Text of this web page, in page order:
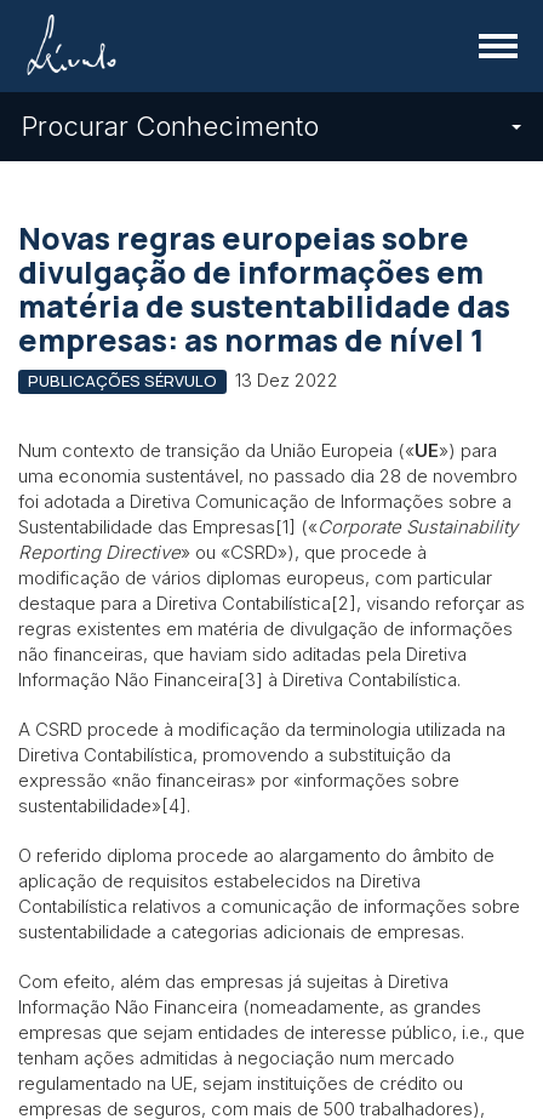
Menu
Procurar Conhecimento
Novas regras europeias sobre
divulgação de informações em
matéria de sustentabilidade das
empresas: as normas de nível 1
PUBLICAÇÕES SÉRVULO 13 Dez 2022
Num contexto de transição da União Europeia («UE») para
uma economia sustentável, no passado dia 28 de novembro
foi adotada a Diretiva Comunicação de Informações sobre a
Sustentabilidade das Empresas[1] («Corporate Sustainability
Reporting Directive» ou «CSRD»), que procede à
modificação de vários diplomas europeus, com particular
destaque para a Diretiva Contabilística[2], visando reforçar as
regras existentes em matéria de divulgação de informações
não financeiras, que haviam sido aditadas pela Diretiva
Informação Não Financeira[3] à Diretiva Contabilística.
A CSRD procede à modificação da terminologia utilizada na
Diretiva Contabilística, promovendo a substituição da
expressão «não financeiras» por «informações sobre
sustentabilidade»[4].
O referido diploma procede ao alargamento do âmbito de
aplicação de requisitos estabelecidos na Diretiva
Contabilística relativos a comunicação de informações sobre
sustentabilidade a categorias adicionais de empresas.
Com efeito, além das empresas já sujeitas à Diretiva
Informação Não Financeira (nomeadamente, as grandes
empresas que sejam entidades de interesse público, i.e., que
tenham ações admitidas à negociação num mercado
regulamentado na UE, sejam instituições de crédito ou
empresas de seguros, com mais de 500 trabalhadores),